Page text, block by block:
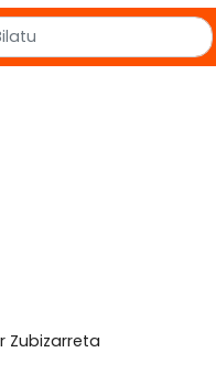
Zubizarreta